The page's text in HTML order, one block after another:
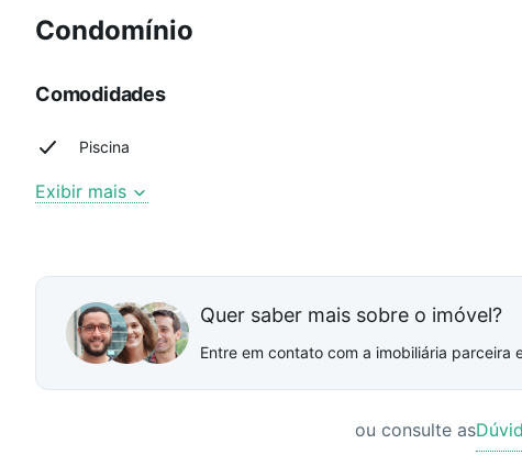
Condomínio
Comodidades
Piscina
Exibir mais
Quer saber mais sobre o imóvel?
Entre em contato com a imobiliária parceira
ou consulte as